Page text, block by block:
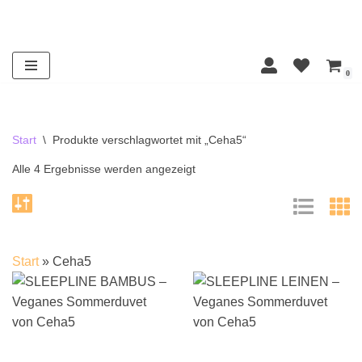
Inhalt
0
Start \ Produkte verschlagwortet mit „Ceha5“
Alle 4 Ergebnisse werden angezeigt
Start» Ceha5